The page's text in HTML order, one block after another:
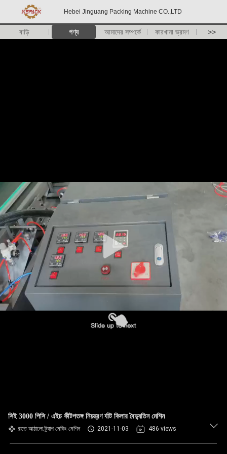
Hebei Jinguang Packing Machine CO.,LTD
বাড়ি পণ্য আমাদের সম্পর্কে কারখানা ভ্রমণ >>
সিই 3000 পিসি / এইচ কীটপতঙ্গ নিয়ন্ত্রণ র্যাট কিলার বৈদ্যুতিন মেশিন
রাতে আঠালো ট্র্যাপ মেকিং মেশিন 2021-11-03 486 views